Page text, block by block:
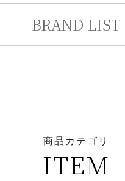
BRAND LIST
商品カテゴリ
ITEM